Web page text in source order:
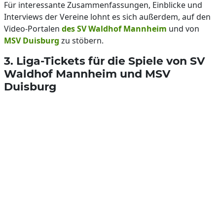
Für interessante Zusammenfassungen, Einblicke und
Interviews der Vereine lohnt es sich außerdem, auf den
Video-Portalen des SV Waldhof Mannheim und von
MSV Duisburg zu stöbern.
3. Liga-Tickets für die Spiele von SV
Waldhof Mannheim und MSV
Duisburg